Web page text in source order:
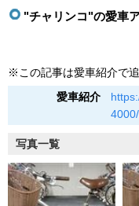
"チャリンコ"の愛車
※この記事は愛車紹介で追
愛車紹介
写真一覧